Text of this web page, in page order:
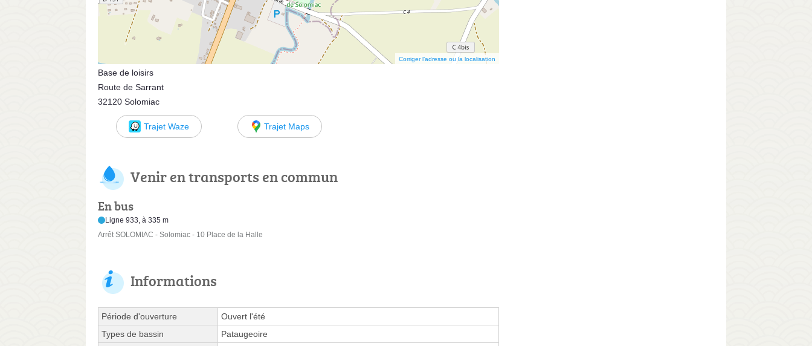
Corriger l’adresse ou la localisation
Base de loisirs
Route de Sarrant
32120 Solomiac
Trajet Waze Trajet Maps
Venir en transports en commun
En bus
Ligne 933, à 335 m
Arrêt SOLOMIAC - Solomiac - 10 Place de la Halle
Informations
Période d'ouverture
Ouvert l'été
Types de bassin
Pataugeoire